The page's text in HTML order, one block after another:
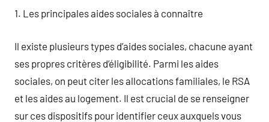
1. Les principales aides sociales à connaître
Il existe plusieurs types d’aides sociales, chacune ayant
ses propres critères d’éligibilité. Parmi les aides
sociales, on peut citer les allocations familiales, le RSA
et les aides au logement. Il est crucial de se renseigner
sur ces dispositifs pour identifier ceux auxquels vous